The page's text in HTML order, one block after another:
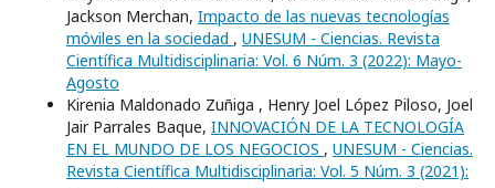
Jackson Merchan, Impacto de las nuevas tecnologías
móviles en la sociedad , UNESUM - Ciencias. Revista
Científica Multidisciplinaria: Vol. 6 Núm. 3 (2022): Mayo-
Agosto
Kirenia Maldonado Zuñiga , Henry Joel López Piloso, Joel
Jair Parrales Baque, INNOVACIÓN DE LA TECNOLOGÍA
EN EL MUNDO DE LOS NEGOCIOS , UNESUM - Ciencias.
Revista Científica Multidisciplinaria: Vol. 5 Núm. 3 (2021):